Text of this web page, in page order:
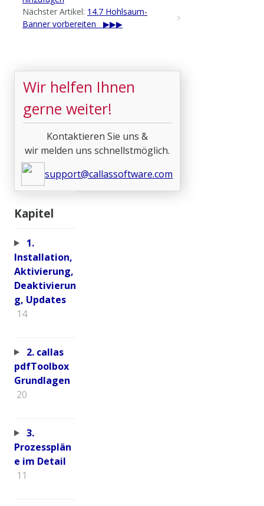
Nächster Artikel: 14.7 Hohlsaum-
Banner vorbereiten
Wir helfen Ihnen
gerne weiter!
Kontaktieren Sie uns &
wir melden uns schnellstmöglich.
support@callassoftware.com
Kapitel
1.
Installation,
Aktivierung,
Deaktivierun
g, Updates
14
2. callas
pdfToolbox
Grundlagen
20
3.
Prozessplän
e im Detail
11